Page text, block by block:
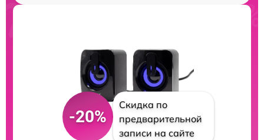
-20%
Скидка по
предварительной
записи на сайте